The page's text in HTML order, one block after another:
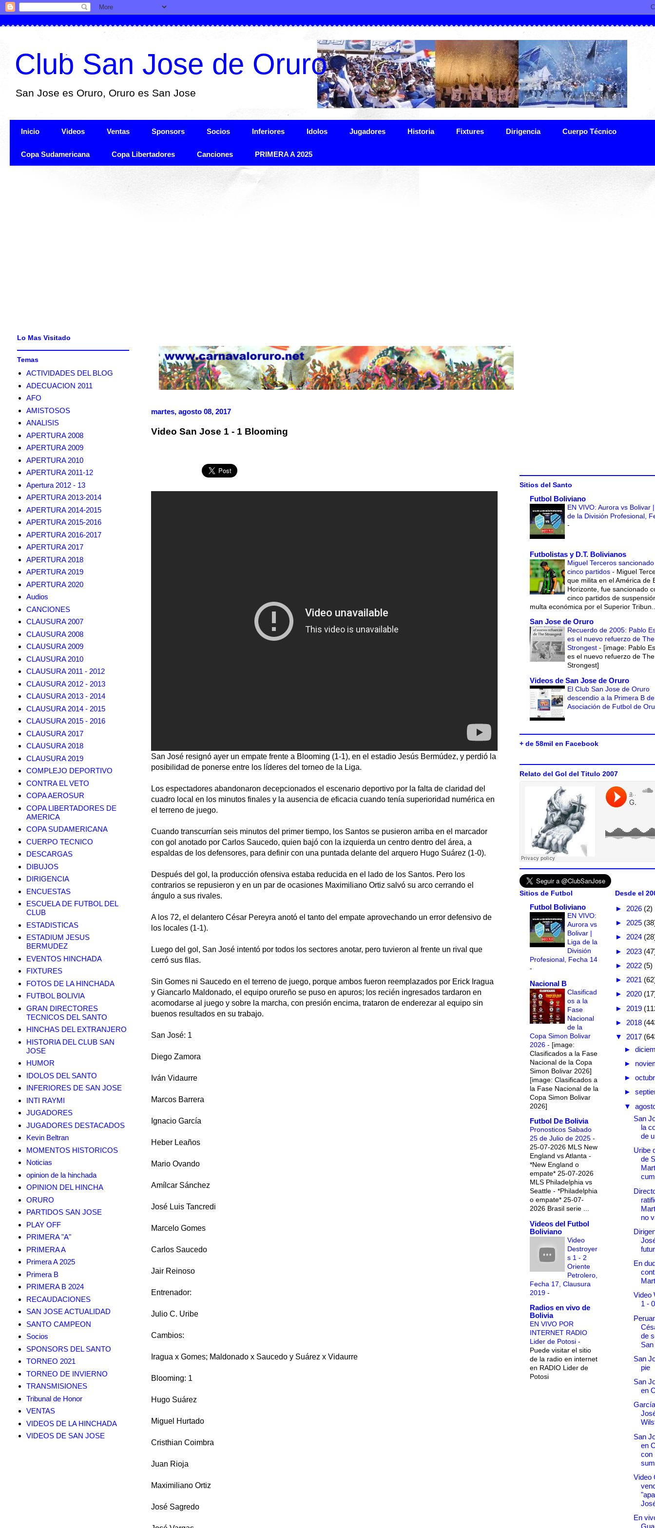
Club San Jose de Oruro
San Jose es Oruro, Oruro es San Jose
Inicio Videos Ventas Sponsors Socios Inferiores Idolos Jugadores Historia Fixtures Dirigencia Cuerpo Técnico
Copa Sudamericana Copa Libertadores Canciones PRIMERA A 2025
martes, agosto 08, 2017
Video San Jose 1 - 1 Blooming
San José resignó ayer un empate frente a Blooming (1-1), en el estadio Jesús Bermúdez, y perdió la
posibilidad de ponerse entre los líderes del torneo de la Liga.
Los espectadores abandonaron decepcionados el escenario deportivo por la falta de claridad del
cuadro local en los minutos finales y la ausencia de eficacia cuando tenía superioridad numérica en
el terreno de juego.
Cuando transcurrían seis minutos del primer tiempo, los Santos se pusieron arriba en el marcador
con gol anotado por Carlos Saucedo, quien bajó con la izquierda un centro dentro del área, a
espaldas de los defensores, para definir con una puntada delante del arquero Hugo Suárez (1-0).
Después del gol, la producción ofensiva estaba reducida en el lado de los Santos. Pero los
contrarios se repusieron y en un par de ocasiones Maximiliano Ortiz salvó su arco cerrando el
ángulo a sus rivales.
A los 72, el delantero César Pereyra anotó el tanto del empate aprovechando un error defensivo de
los locales (1-1).
Luego del gol, San José intentó por todos los sectores anotar, pero tuvieron al frente un rival que
cerró sus filas.
Sin Gomes ni Saucedo en el terreno de juego, porque ambos fueron reemplazados por Erick Iragua
y Giancarlo Maldonado, el equipo orureño se puso en apuros; los recién ingresados tardaron en
acomodarse al juego y sobre la marcha, con presión encima, trataron de enderezar al equipo sin
buenos resultados en su trabajo.
San José: 1
Diego Zamora
Iván Vidaurre
Marcos Barrera
Ignacio García
Heber Leaños
Mario Ovando
Amílcar Sánchez
José Luis Tancredi
Marcelo Gomes
Carlos Saucedo
Jair Reinoso
Entrenador:
Julio C. Uribe
Cambios:
Iragua x Gomes; Maldonado x Saucedo y Suárez x Vidaurre
Blooming: 1
Hugo Suárez
Miguel Hurtado
Cristhian Coimbra
Juan Rioja
Maximiliano Ortiz
José Sagredo
Lo Mas Visitado
Temas
ACTIVIDADES DEL BLOG
ADECUACION 2011
AFO
AMISTOSOS
ANALISIS
APERTURA 2008
APERTURA 2009
APERTURA 2010
APERTURA 2011-12
Apertura 2012 - 13
APERTURA 2013-2014
APERTURA 2014-2015
APERTURA 2015-2016
APERTURA 2016-2017
APERTURA 2017
APERTURA 2018
APERTURA 2019
APERTURA 2020
Audios
CANCIONES
CLAUSURA 2007
CLAUSURA 2008
CLAUSURA 2009
CLAUSURA 2010
CLAUSURA 2011 - 2012
CLAUSURA 2012 - 2013
CLAUSURA 2013 - 2014
CLAUSURA 2014 - 2015
CLAUSURA 2015 - 2016
CLAUSURA 2017
CLAUSURA 2018
CLAUSURA 2019
COMPLEJO DEPORTIVO
CONTRA EL VETO
COPA AEROSUR
COPA LIBERTADORES DE
AMERICA
COPA SUDAMERICANA
CUERPO TECNICO
DESCARGAS
DIBUJOS
DIRIGENCIA
ENCUESTAS
ESCUELA DE FUTBOL DEL
CLUB
ESTADISTICAS
ESTADIUM JESUS
BERMUDEZ
EVENTOS HINCHADA
FIXTURES
FOTOS DE LA HINCHADA
FUTBOL BOLIVIA
GRAN DIRECTORES
TECNICOS DEL SANTO
HINCHAS DEL EXTRANJERO
HISTORIA DEL CLUB SAN
JOSE
HUMOR
IDOLOS DEL SANTO
INFERIORES DE SAN JOSE
INTI RAYMI
JUGADORES
JUGADORES DESTACADOS
Kevin Beltran
MOMENTOS HISTORICOS
Noticias
opinion de la hinchada
OPINION DEL HINCHA
ORURO
PARTIDOS SAN JOSE
PLAY OFF
PRIMERA "A"
PRIMERA A
Primera A 2025
Primera B
PRIMERA B 2024
RECAUDACIONES
SAN JOSE ACTUALIDAD
SANTO CAMPEON
Socios
SPONSORS DEL SANTO
TORNEO 2021
TORNEO DE INVIERNO
TRANSMISIONES
Tribunal de Honor
VENTAS
VIDEOS DE LA HINCHADA
VIDEOS DE SAN JOSE
Sitios del Santo
Futbol Boliviano
EN VIVO: Aurora vs Bolivar
de la División Profesional,
-
Futbolistas y D.T. Bolivianos
Miguel Terceros
cinco partidos - Miguel
que milita en el América de
Horizonte, fue sancionado
cinco partidos de
multa económica por el Superior
San Jose de Oruro
Recuerdo de 2005: Pablo
es el nuevo refuerzo de The
Strongest - [image: Pablo
es el nuevo refuerzo de The
Strongest]
Videos de San Jose de Oruro
El Club San Jose de Oruro
descendio a la Primera B
Asociación de Futbol de
+ de 58mil en Facebook
Relato del Gol del Titulo 2007
Sitios de Futbol
Futbol Boliviano
EN VIVO:
Aurora vs
Bolivar |
Liga de la
División
Profesional, Fecha 14
-
Nacional B
Clasificad
os a la
Fase
Nacional
de la
Copa Simon Bolivar
2026 - [image:
Clasificados a la Fase
Nacional de la Copa
Simon Bolivar 2026]
[image: Clasificados a
la Fase Nacional de la
Copa Simon Bolivar
2026]
Futbol De Bolivia
Pronosticos Sabado
25 de Julio de 2025 -
25-07-2026 MLS New
England vs Atlanta -
*New England o
empate* 25-07-2026
MLS Philadelphia vs
Seattle - *Philadelphia
o empate* 25-07-
2026 Brasil serie ...
Videos del Futbol
Boliviano
Video
Destroyer
s 1 - 2
Oriente
Petrolero,
Fecha 17, Clausura
2019 -
Radios en vivo de
Bolivia
EN VIVO POR
INTERNET RADIO
Lider de Potosi -
Puede visitar el sitio
de la radio en internet
en RADIO Lider de
Potosi
Desde el
► 2026 (2)
► 2025
► 2024
► 2023
► 2022 (5)
► 2021
► 2020
► 2019
► 2018
▼ 2017
►
►
►
►
▼
San
la
de
Uribe
de
no
En
Video
1 -
de
San
pie
San
en
San
en
con
Video
En